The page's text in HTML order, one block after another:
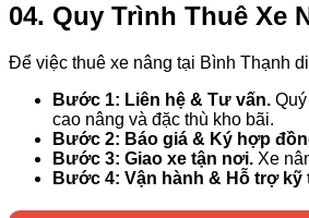
04. Quy Trình Thuê Xe
Để việc thuê xe nâng tại Bình Thạnh
Bước 1: Liên hệ & Tư vấn.
cao nâng và đặc thù kho bãi.
Bước 2: Báo giá & Ký hợp
Bước 3: Giao xe tận nơi. Xe
Bước 4: Vận hành & Hỗ trợ kỹ